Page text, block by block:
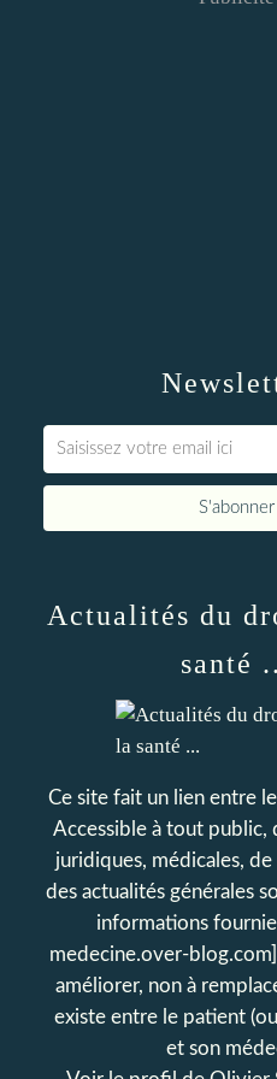
Actualités du
santé
Ce site fait un lien entre
Accessible à tout public,
juridiques, médicales,
des actualités générales
informations
medecine.over-
améliorer, non à
existe entre le patient
et son